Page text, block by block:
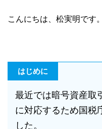
こんにちは、松実明です。
はじめに
最近では暗号資産取
に対応するため国税
した。